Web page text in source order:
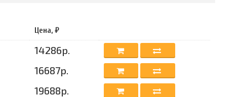
Цена, ₽
14286р.
16687р.
19688р.